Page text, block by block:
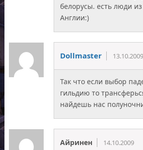
белорусы. есть люди
Англии:)
Dollmaster 13.10.2009
Так что если выбор
гильдию то
найдешь нас
Айринен 14.10.2009